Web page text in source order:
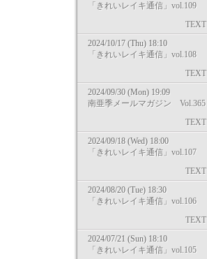
「きれいレイキ通信」vol.109
TEXT
2024/10/17 (Thu) 18:10
「きれいレイキ通信」vol.108
TEXT
2024/09/30 (Mon) 19:09
南亜季メールマガジン Vol.365
TEXT
2024/09/18 (Wed) 18:00
「きれいレイキ通信」vol.107
TEXT
2024/08/20 (Tue) 18:30
「きれいレイキ通信」vol.106
TEXT
2024/07/21 (Sun) 18:10
「きれいレイキ通信」vol.105